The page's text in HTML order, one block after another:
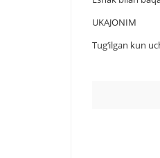
UKAJONIM
Tug‘ilgan kun